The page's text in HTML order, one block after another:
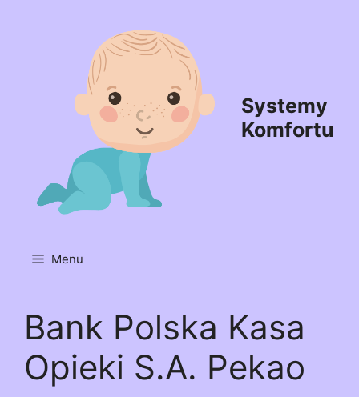
Systemy
Komfortu
Menu
Bank Polska Kasa
Opieki S.A. Pekao